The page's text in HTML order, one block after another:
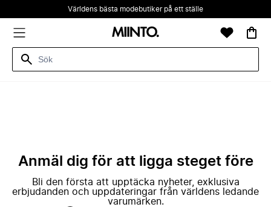
Världens bästa modebutiker på ett ställe
Anmäl dig för att ligga steget före
Bli den första att upptäcka nyheter, exklusiva
erbjudanden och uppdateringar från världens ledande
varumärken.